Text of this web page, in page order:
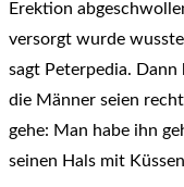
Erektion
versorgt wurde
sagt Peterpedia.
die Männer seien
gehe: Man habe ihn
seinen Hals mit